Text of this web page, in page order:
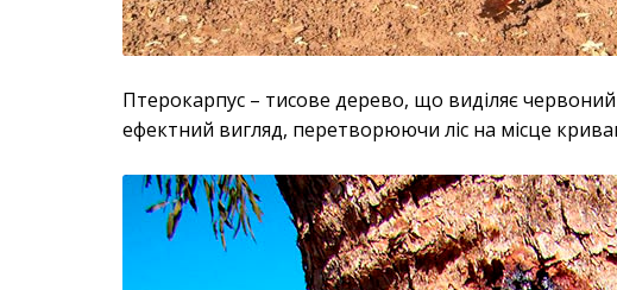
Птерокарпус – тисове дерево, що виділяє
ефектний вигляд, перетворюючи ліс на місце